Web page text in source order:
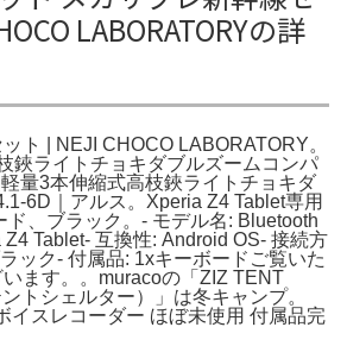
LABORATORYの詳
ト | NEJI CHOCO LABORATORY。
鋏ライトチョキダブルズームコンパ
量3本伸縮式高枝鋏ライトチョキダ
6D｜アルス。Xperia Z4 Tablet専用
、ブラック。- モデル名: Bluetooth
Tablet- 互換性: Android OS- 接続方
ック- 付属品: 1xキーボードご覧いた
ます。。muracoの「ZIZ TENT
トシェルター）」は冬キャンプ。
イスレコーダー ほぼ未使用 付属品完